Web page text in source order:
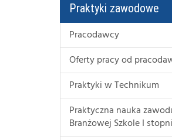
Praktyki zawodowe
Pracodawcy
Oferty pracy od
Praktyki w Technikum
Praktyczna nauka
Branżowej Szkole I